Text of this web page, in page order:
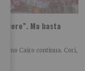
Ma basta
Cairo continua. Cori,